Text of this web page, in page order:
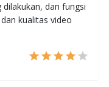
dan fungsi
kualitas video